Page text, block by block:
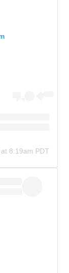
8:19am PDT